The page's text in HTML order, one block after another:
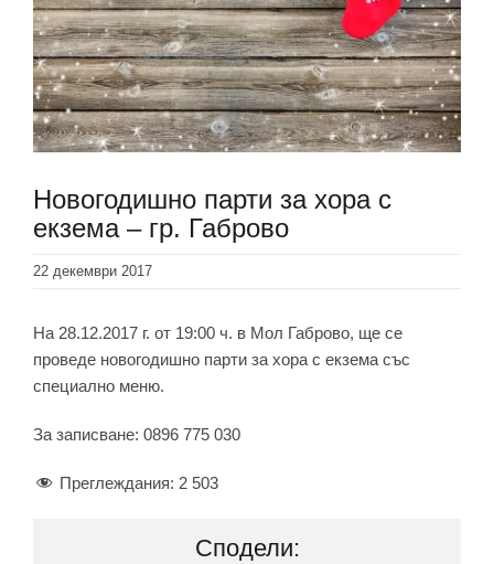
Новогодишно парти за хора с
екзема – гр. Габрово
22 декември 2017
На 28.12.2017 г. от 19:00 ч. в Мол Габрово, ще се
проведе новогодишно парти за хора с екзема със
специално меню.
За записване: 0896 775 030
Преглеждания: 2 503
Сподели: